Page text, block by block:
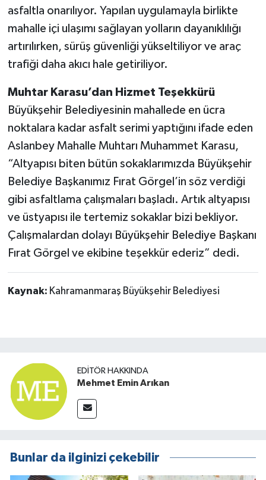
asfaltla onarılıyor. Yapılan uygulamayla birlikte
mahalle içi ulaşımı sağlayan yolların dayanıklılığı
artırılırken, sürüş güvenliği yükseltiliyor ve araç
trafiği daha akıcı hale getiriliyor.
Muhtar Karasu’dan Hizmet Teşekkürü
Büyükşehir Belediyesinin mahallede en ücra
noktalara kadar asfalt serimi yaptığını ifade eden
Aslanbey Mahalle Muhtarı Muhammet Karasu,
“Altyapısı biten bütün sokaklarımızda Büyükşehir
Belediye Başkanımız Fırat Görgel’in söz verdiği
gibi asfaltlama çalışmaları başladı. Artık altyapısı
ve üstyapısı ile tertemiz sokaklar bizi bekliyor.
Çalışmalardan dolayı Büyükşehir Belediye Başkanı
Fırat Görgel ve ekibine teşekkür ederiz” dedi.
Kaynak: Kahramanmaraş Büyükşehir Belediyesi
EDITÖR HAKKINDA
Mehmet Emin Arıkan
Bunlar da ilginizi çekebilir